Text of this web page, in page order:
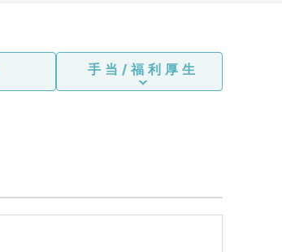
手当/福利厚生